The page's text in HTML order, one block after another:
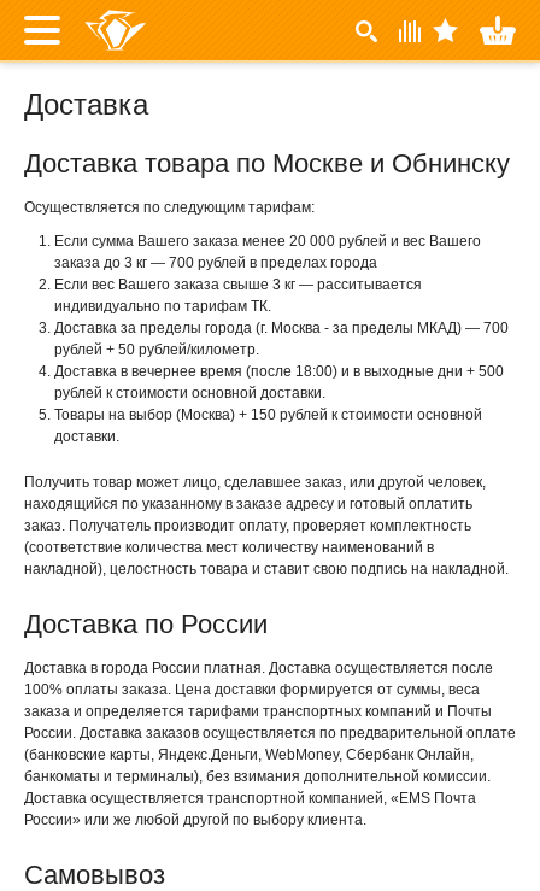
Доставка
Доставка товара по Москве и Обнинску
Осуществляется по следующим тарифам:
Если сумма Вашего заказа менее 20 000 рублей и вес Вашего
заказа до 3 кг — 700 рублей в пределах города
Если вес Вашего заказа свыше 3 кг — расситывается
индивидуально по тарифам ТК.
Доставка за пределы города (г. Москва - за пределы МКАД) — 700
рублей + 50 рублей/километр.
Доставка в вечернее время (после 18:00) и в выходные дни + 500
рублей к стоимости основной доставки.
Товары на выбор (Москва) + 150 рублей к стоимости основной
доставки.
Получить товар может лицо, сделавшее заказ, или другой человек,
находящийся по указанному в заказе адресу и готовый оплатить
заказ. Получатель производит оплату, проверяет комплектность
(соответствие количества мест количеству наименований в
накладной), целостность товара и ставит свою подпись на накладной.
Доставка по России
Доставка в города России платная. Доставка осуществляется после
100% оплаты заказа. Цена доставки формируется от суммы, веса
заказа и определяется тарифами транспортных компаний и Почты
России. Доставка заказов осуществляется по предварительной оплате
(банковские карты, Яндекс.Деньги, WebMoney, Сбербанк Онлайн,
банкоматы и терминалы), без взимания дополнительной комиссии.
Доставка осуществляется транспортной компанией, «EMS Почта
России» или же любой другой по выбору клиента.
Самовывоз